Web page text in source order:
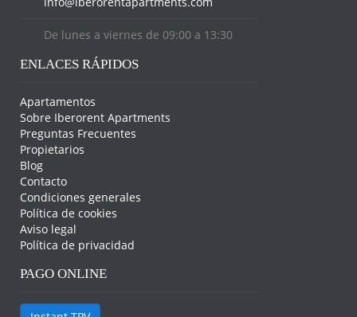
De lunes a viernes de 09:00 a 13:30
ENLACES RÁPIDOS
Apartamentos
Sobre Iberorent Apartments
Preguntas Frecuentes
Propietarios
Blog
Contacto
Condiciones generales
Política de cookies
Aviso legal
Política de privacidad
PAGO ONLINE